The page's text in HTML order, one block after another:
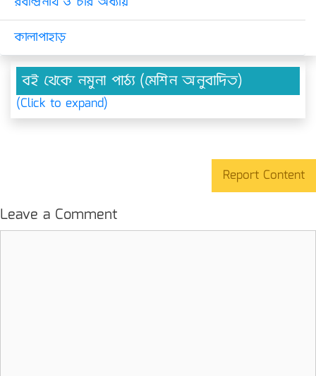
কালাপাহাড়
বই থেকে নমুনা পাঠ্য (মেশিন অনুবাদিত)
(Click to expand)
Report Content
Leave a Comment